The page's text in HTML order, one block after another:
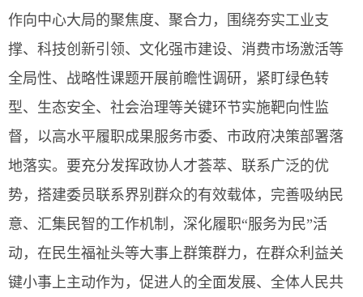
作向中心大局的聚焦度、聚合力，围绕夯实工业支
撑、科技创新引领、文化强市建设、消费市场激活等
全局性、战略性课题开展前瞻性调研，紧盯绿色转
型、生态安全、社会治理等关键环节实施靶向性监
督，以高水平履职成果服务市委、市政府决策部署落
地落实。要充分发挥政协人才荟萃、联系广泛的优
势，搭建委员联系界别群众的有效载体，完善吸纳民
意、汇集民智的工作机制，深化履职“服务为民”活
动，在民生福祉头等大事上群策群力，在群众利益关
键小事上主动作为，促进人的全面发展、全体人民共